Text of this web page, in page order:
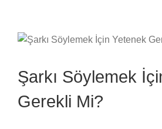
Şarkı Söylemek
Gerekli Mi?